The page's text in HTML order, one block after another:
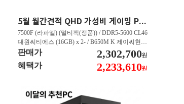
5월 월간견적 QHD 가성비 게이밍 PC 7500F RTX 5060 Ti GY506
7500F (라파엘) (멀티팩(정품)) / DDR5-5600 CL46
대원씨티에스 (16GB) x 2- / B650M K 제이씨현 /
T1 지포스 RTX 5060 TI OC D7 8GB 인텍앤컴퍼
니 / Gen4 4000E M.2 NVMe 피씨디렉트 (500GB)
판매가 2,302,700원
혜택가 2,233,610원